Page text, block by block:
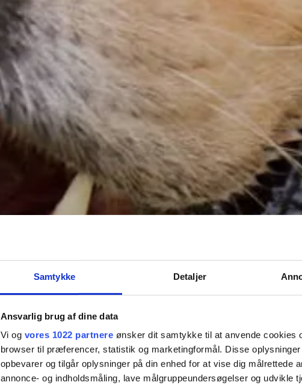
Samtykke Detaljer
Ansvarlig brug af dine data
Vi og vores 1022 partnere ønsker dit samtykke til at anvende cookies
browser til præferencer, statistik og marketingformål. Disse
opbevarer og tilgår oplysninger på din enhed for at vise dig målrettede
annonce- og indholdsmåling, lave målgruppeundersøgelser og udvikle